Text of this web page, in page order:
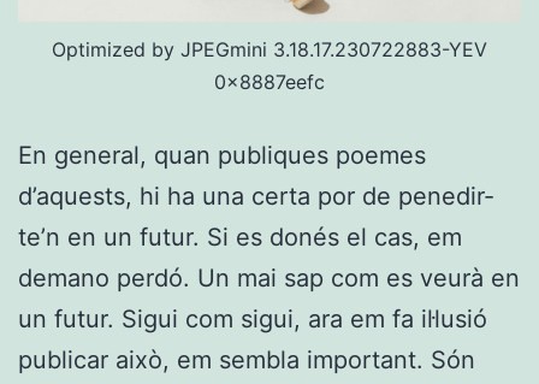
Optimized by JPEGmini 3.18.17.230722883-YEV
0x8887eefc
En general, quan publiques poemes
d’aquests, hi ha una certa por de penedir-
te’n en un futur. Si es donés el cas, em
demano perdó. Un mai sap com es veurà en
un futur. Sigui com sigui, ara em fa il·lusió
publicar això, em sembla important. Són